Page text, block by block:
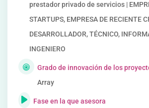
prestador privado de servicios |
STARTUPS, EMPRESA DE RECIENTE
DESARROLLADOR, TÉCNICO,
INGENIERO
Grado de innovación de los
Array
Fase en la que asesora